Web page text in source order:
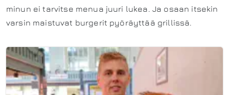
minun ei tarvitse menua juuri lukea. Ja osaan itsekin
varsin maistuvat burgerit pyöräyttää grillissä.